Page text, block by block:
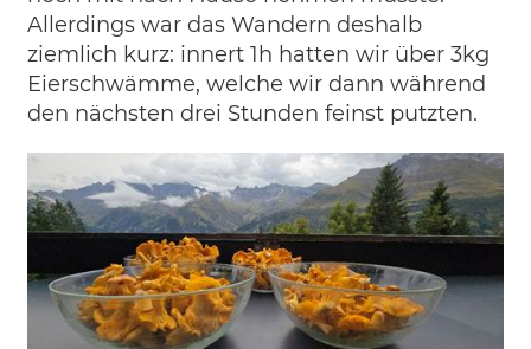
Allerdings war das Wandern deshalb
ziemlich kurz: innert 1h hatten wir über 3kg
Eierschwämme, welche wir dann während
den nächsten drei Stunden feinst putzten.